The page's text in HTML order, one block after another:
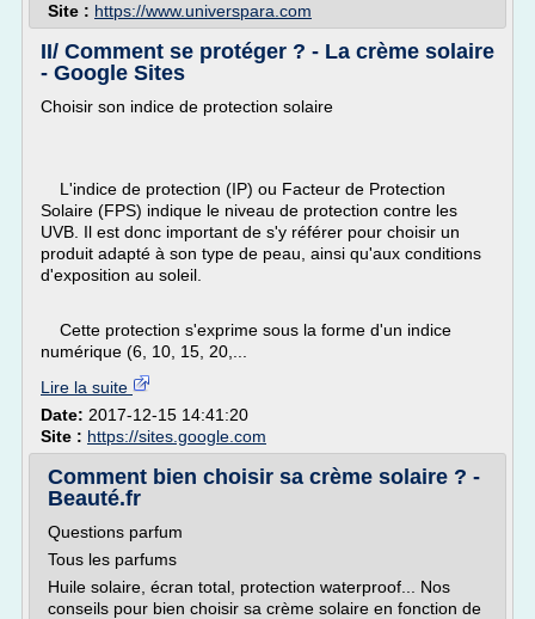
Site : https://www.universpara.com
II/ Comment se protéger ? - La crème solaire
- Google Sites
Choisir son indice de protection solaire
L'indice de protection (IP) ou Facteur de Protection
Solaire (FPS) indique le niveau de protection contre les
UVB. Il est donc important de s'y référer pour choisir un
produit adapté à son type de peau, ainsi qu'aux conditions
d'exposition au soleil.
Cette protection s'exprime sous la forme d'un indice
numérique (6, 10, 15, 20,...
Lire la suite
Date: 2017-12-15 14:41:20
Site : https://sites.google.com
Comment bien choisir sa crème solaire ? -
Beauté.fr
Questions parfum
Tous les parfums
Huile solaire, écran total, protection waterproof... Nos
conseils pour bien choisir sa crème solaire en fonction de